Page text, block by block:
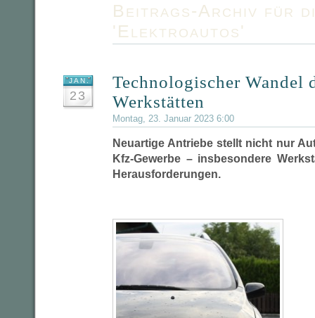
Beitrags-Archiv für
'Elektroautos'
JAN.
23
Technologischer Wandel
Werkstätten
Montag, 23. Januar 2023 6:00
Neuartige Antriebe stellt nicht nur
Kfz-Gewerbe – insbesondere
Herausforderungen.